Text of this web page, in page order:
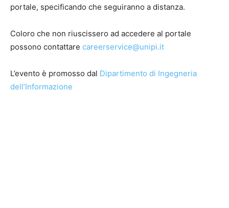
portale, specificando che seguiranno a distanza.
Coloro che non riuscissero ad accedere al portale
possono contattare careerservice@unipi.it
L’evento è promosso dal Dipartimento di Ingegneria
dell’Informazione